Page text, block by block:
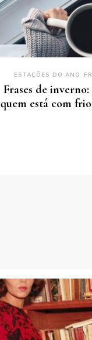
ESTAÇÕES DO ANO
Frases de inverno:
quem está com